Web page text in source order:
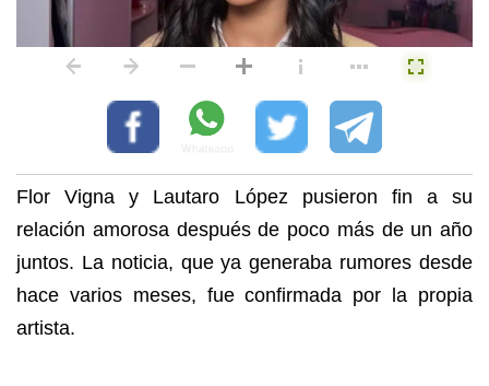
Flor Vigna y Lautaro López pusieron fin a su
relación amorosa después de poco más de un año
juntos. La noticia, que ya generaba rumores desde
hace varios meses, fue confirmada por la propia
artista.